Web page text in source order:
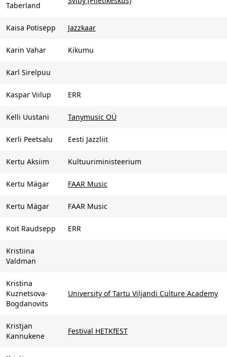
Taberland
Kaisa Potisepp Jazzkaar
Karin Vahar Kikumu
Karl Sirelpuu
Kaspar Viilup ERR
Kelli Uustani Tanymusic OÜ
Kerli Peetsalu Eesti Jazzliit
Kertu Aksiim Kultuuriministeerium
Kertu Mägar FAAR Music
Kertu Mägar FAAR Music
Koit Raudsepp ERR
Kristiina
Valdman
Kristina
Kuznetsova-
Bogdanovits
University of Tartu Viljandi Culture Academy
Kristjan
Kannukene
Festival HETKfEST